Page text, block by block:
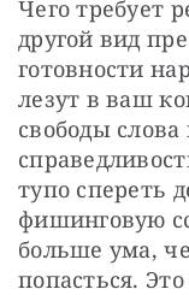
Чего требует
другой вид
готовности
лезут в ваш
свободы
тупо спереть
фишинговую
больше ума,
попасться.